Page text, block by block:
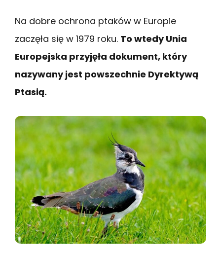
Na dobre ochrona ptaków w Europie
zaczęła się w 1979 roku. To wtedy Unia
Europejska przyjęła dokument, który
nazywany jest powszechnie Dyrektywą
Ptasią.